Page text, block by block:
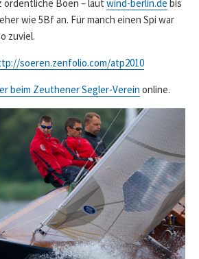
ordentliche Böen – laut wind-berlin.de bis
wie 5Bf an. Für manch einen Spi war
zuviel.
soeren.zenfolio.com/atp2010
beim Zeuthener Segler-Verein online.